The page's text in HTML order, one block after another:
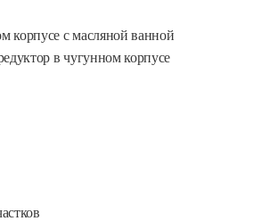
корпусе с масляной ванной
в чугунном корпусе